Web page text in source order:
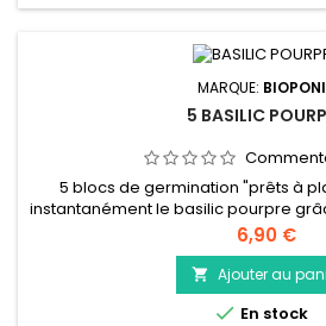
MARQUE:
5 BASILIC
5 blocs de germination "prêts à
instantanément le basilic pourpre
violettes et son parfum légèrement
d’autres espèce de basilic. Il sera
salades, tant sur le plan gustatif
également avec des légumes d’été
Prix
6,90 €
 Ajouter au
 En stock